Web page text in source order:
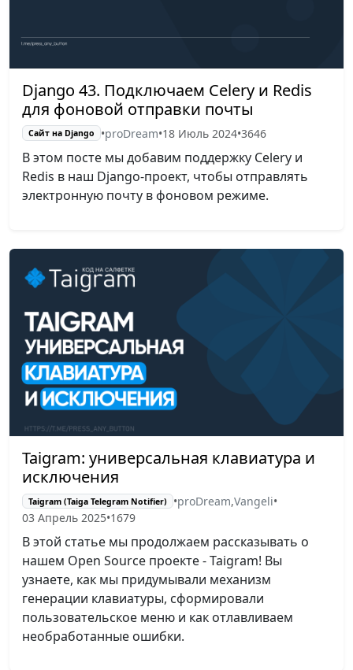
Django 43. Подключаем Celery и Redis
для фоновой отправки почты
Сайт на Django •proDream•18 Июль 2024•3646
В этом посте мы добавим поддержку Celery и
Redis в наш Django-проект, чтобы отправлять
электронную почту в фоновом режиме.
Taigram: универсальная клавиатура и
исключения
Taigram (Taiga Telegram Notifier) •proDream,Vangeli•
03 Апрель 2025•1679
В этой статье мы продолжаем рассказывать о
нашем Open Source проекте - Taigram! Вы
узнаете, как мы придумывали механизм
генерации клавиатуры, сформировали
пользовательское меню и как отлавливаем
необработанные ошибки.